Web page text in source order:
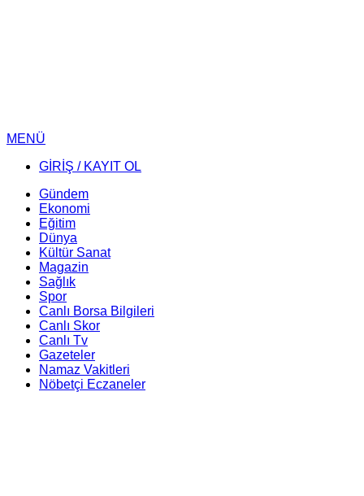
MENÜ
GİRİŞ / KAYIT OL
Gündem
Ekonomi
Eğitim
Dünya
Kültür Sanat
Magazin
Sağlık
Spor
Canlı Borsa Bilgileri
Canlı Skor
Canlı Tv
Gazeteler
Namaz Vakitleri
Nöbetçi Eczaneler